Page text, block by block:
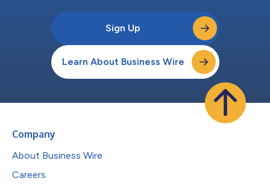
Sign Up
Learn About Business Wire
Company
About Business Wire
Careers